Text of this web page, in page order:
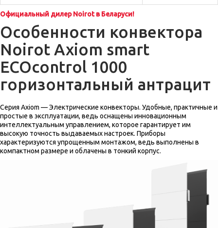
Официальный дилер Noirot в Беларуси!
Особенности конвектора
Noirot Axiom smart
ECOcontrol 1000
горизонтальный антрацит
Серия Axiom — Электрические конвекторы. Удобные, практичные и
простые в эксплуатации, ведь оснащены инновационным
интеллектуальным управлением, которое гарантирует им
высокую точность выдаваемых настроек. Приборы
характеризуются упрощенным монтажом, ведь выполнены в
компактном размере и облачены в тонкий корпус.